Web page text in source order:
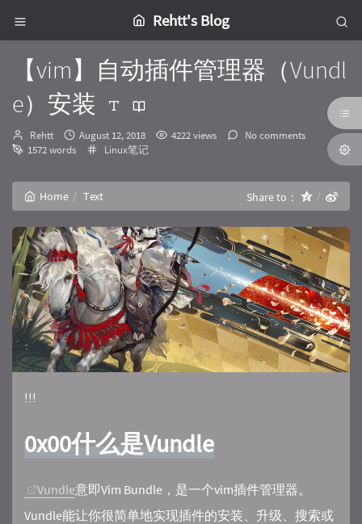
Rehtt's Blog
【vim】自动插件管理器（Vundl
e）安装
Author：
Rehtt
发
布
August 12, 2018 4222 views
No comments
1572 words
Categories：
Linux笔记
Home Text Share to：
!!!
0x00什么是Vundle
Vundle意即Vim Bundle，是一个vim插件管理器。
Vundle能让你很简单地实现插件的安装、升级、搜索或